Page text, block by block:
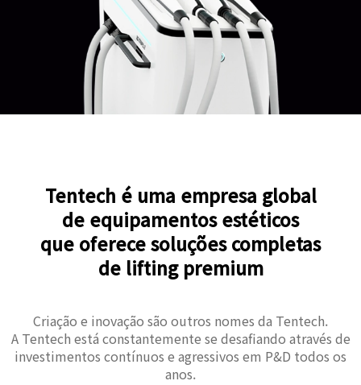
Tentech é uma empresa global
de equipamentos estéticos
que oferece soluções completas
de lifting premium
Criação e inovação são outros nomes da Tentech.
A Tentech está constantemente se desafiando através de
investimentos contínuos e agressivos em P&D todos os
anos.